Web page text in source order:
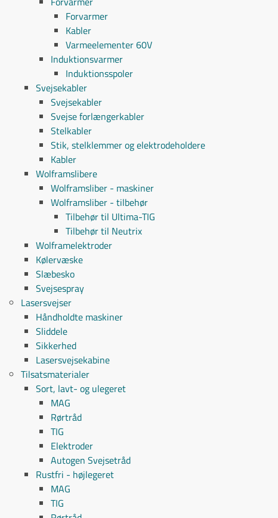
Forvarmer
Kabler
Varmeelementer 60V
Induktionsvarmer
Induktionsspoler
Svejsekabler
Svejsekabler
Svejse forlængerkabler
Stelkabler
Stik, stelklemmer og elektrodeholdere
Kabler
Wolframslibere
Wolframsliber - maskiner
Wolframsliber - tilbehør
Tilbehør til Ultima-TIG
Tilbehør til Neutrix
Wolframelektroder
Kølervæske
Slæbesko
Svejsespray
Lasersvejser
Håndholdte maskiner
Sliddele
Sikkerhed
Lasersvejsekabine
Tilsatsmaterialer
Sort, lavt- og ulegeret
MAG
Rørtråd
TIG
Elektroder
Autogen Svejsetråd
Rustfri - højlegeret
MAG
TIG